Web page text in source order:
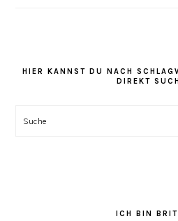
Kategorien
HIER KANNST DU NACH
DIREKT
Suche
ICH BIN